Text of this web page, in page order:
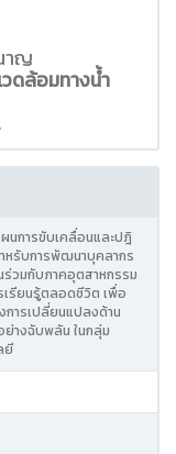
าญ
ดล้อมทางน้ำ
นการขับเคลื่อนและปฎิ
หรับการพัฒนาบุคลากร
ร่วมกับภาคอุตสาหกรรม
เรียนรู้ตลอดชีวิต เพื่อ
ารเปลี่ยนแปลงด้าน
ย่างฉับพลัน ในกลุ่ม
ยี